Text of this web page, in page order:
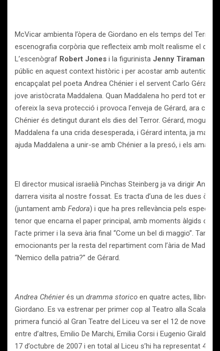
McVicar ambienta l’òpera de Giordano en els temps del Terror
escenografia corpòria que reflecteix amb molt realisme el
L’escenògraf Robert Jones i la figurinista Jenny Tiramani
públic en aquest context històric i per acostar amb
encapçalat pel poeta Andrea Chénier i el servent Carlo Gérard,
jove aristòcrata Maddalena. Quan Maddalena ho perd tot en
ofereix la seva protecció i provoca l’enveja de Gérard, ara
Chénier és detingut durant els dies del Terror. Gérard, mogut
Maddalena fa una crida desesperada, i Gérard intenta, ja
ajuda Maddalena a unir-se amb Chénier a la presó, i els
El director musical israelià Pinchas Steinberg ja va dirigir
darrera visita al nostre fossat. Es tracta d’una de les dues
(juntament amb Fedora) i que ha pres rellevància pels
tenor que encarna el paper principal, amb moments àlgids com
l’acte primer i la seva ària final “Come un bel di maggio”.
emocionants per la resta del repartiment com l’ària de
“Nemico della patria?” de Gérard.
Andrea Chénierés un dramma storico en quatre actes, llibret
Giordano. Es va estrenar per primer cop al Teatro alla Scala de
primera funció al Gran Teatre del Liceu va ser el 12 de
entre d’altres, Emilio De Marchi, Emilia Corsi i Eugenio
17 d’octubre de 2007 i en total al Liceu s’hi ha representat 49